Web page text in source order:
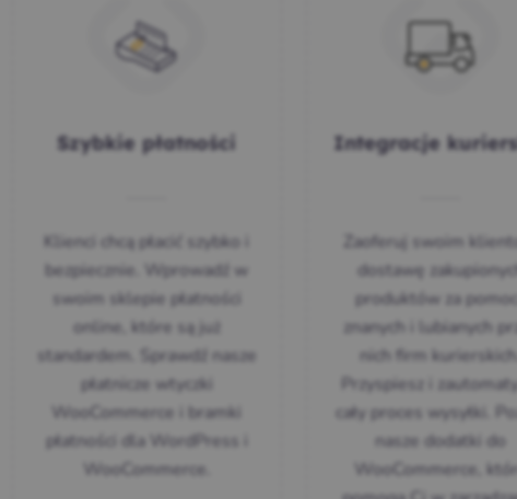
Szybkie płatności
Klienci chcą płacić szybko i
bezpiecznie. Wprowadź w
swoim sklepie płatności
online, które są już
standardem. Sprawdź nasze
płatnicze wtyczki
WooCommerce i bramki
płatności dla WordPress i
WooCommerce.
Integracje
Zaoferuj swoim
dostawę
produktów za
znanych i lubianych
nich firm kurierskich.
Przyspiesz i
cały proces wysyłki.
nasze dodatki do
WooCommerce,